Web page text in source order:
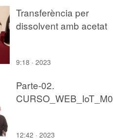
Transferència per
dissolvent amb acetat
9:18 · 2023
Parte-02.
12:42 · 2023